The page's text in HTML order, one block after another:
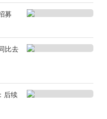
募
比去
后续